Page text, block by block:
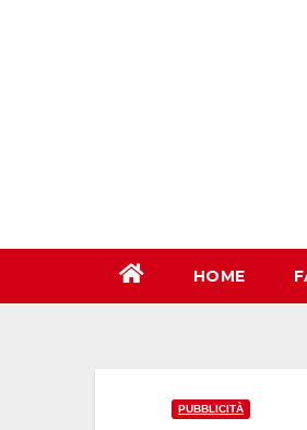
HOME
PUBBLICITÀ